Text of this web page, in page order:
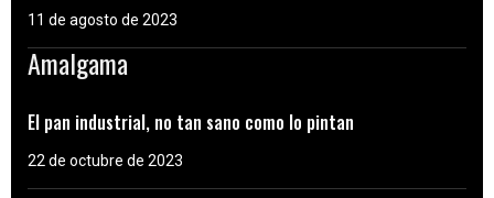
11 de agosto de 2023
Amalgama
El pan industrial, no tan sano como lo pintan
22 de octubre de 2023